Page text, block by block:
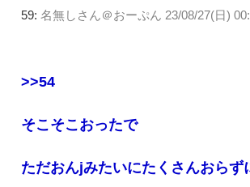
59: 名無しさん＠おーぷん 23/08/27(日)
>>54
そこそこおったで
ただおんjみたいにたくさんおらず